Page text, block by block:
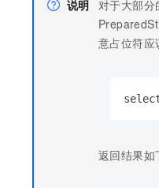
说明
对于大部分
意占位符应
返回结果如